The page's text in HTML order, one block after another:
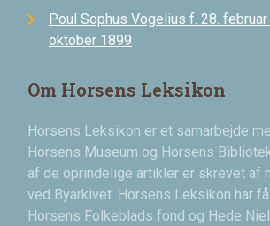
Poul Sophus Vogelius f. 28. februar
oktober 1899
Om Horsens Leksikon
Horsens Leksikon er et samarbejde
Horsens Museum og Horsens
af de oprindelige artikler er skrevet af
ved Byarkivet. Horsens Leksikon har
Horsens Folkeblads fond og Hede